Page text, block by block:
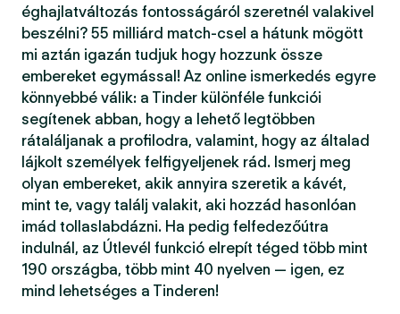
éghajlatváltozás fontosságáról szeretnél valakivel
beszélni? 55 milliárd match-csel a hátunk mögött
mi aztán igazán tudjuk hogy hozzunk össze
embereket egymással! Az online ismerkedés egyre
könnyebbé válik: a Tinder különféle funkciói
segítenek abban, hogy a lehető legtöbben
rátaláljanak a profilodra, valamint, hogy az általad
lájkolt személyek felfigyeljenek rád. Ismerj meg
olyan embereket, akik annyira szeretik a kávét,
mint te, vagy találj valakit, aki hozzád hasonlóan
imád tollaslabdázni. Ha pedig felfedezőútra
indulnál, az Útlevél funkció elrepít téged több mint
190 országba, több mint 40 nyelven — igen, ez
mind lehetséges a Tinderen!